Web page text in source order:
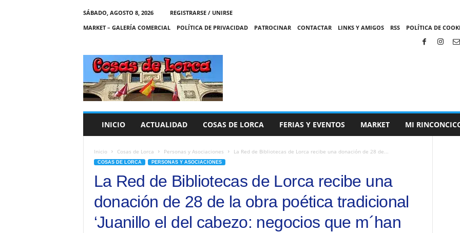
SÁBADO, AGOSTO 8, 2026
REGISTRARSE / UNIRSE
MARKET – GALERÍA COMERCIAL
POLÍTICA DE PRIVACIDAD PATROCINAR CONTACTAR LINKS Y AMIGOS RSS POLÍTICA DE
C
A
S
INICIO ACTUALIDAD COSAS DE LORCA FERIAS Y EVENTOS MARKET MI
Inicio Cosas de Lorca Personas y Asociaciones La Red de Bibliotecas de Lorca recibe una donación de 28 de...
COSAS DE LORCA PERSONAS Y ASOCIACIONES
La Red de Bibliotecas de Lorca recibe una
donación de 28 de la obra poética tradicional
‘Juanillo el del cabezo: negocios que m´han